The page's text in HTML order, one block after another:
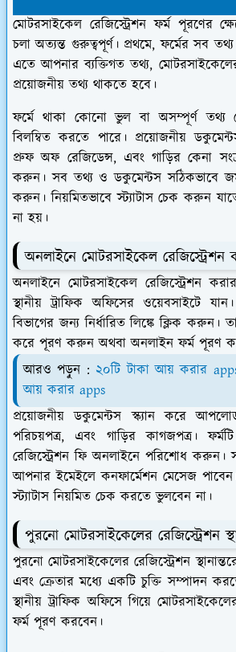
মোটরসাইকেল রেজিস্ট্রেশন ফর্ম পূরণের
চলা অত্যন্ত গুরুত্বপূর্ণ। প্রথমে, ফর্মের সব
এতে আপনার ব্যক্তিগত তথ্য,
প্রয়োজনীয় তথ্য থাকতে হবে।
ফর্মে থাকা কোনো ভুল বা অসম্পূর্ণ তথ্য
বিলম্বিত করতে পারে। প্রয়োজনীয়
প্রুফ অফ রেজিডেন্স, এবং গাড়ির কেনা
করুন। সব তথ্য ও ডকুমেন্টস সঠিকভাবে
করুন। নিয়মিতভাবে স্ট্যাটাস চেক করুন
না হয়।
অনলাইনে মোটরসাইকেল রেজিস্ট্রেশন
অনলাইনে মোটরসাইকেল রেজিস্ট্রেশন
স্থানীয় ট্রাফিক অফিসের ওয়েবসাইটে
বিভাগের জন্য নির্ধারিত লিঙ্কে ক্লিক করুন।
করে পূরণ করুন অথবা অনলাইন ফর্ম পূরণ
আরও পড়ুন :২০টি টাকা আয় করার
আয় করার apps
প্রয়োজনীয় ডকুমেন্টস স্ক্যান করে
পরিচয়পত্র, এবং গাড়ির কাগজপত্র।
রেজিস্ট্রেশন ফি অনলাইনে পরিশোধ করুন।
আপনার ইমেইলে কনফার্মেশন মেসেজ পাবেন।
স্ট্যাটাস নিয়মিত চেক করতে ভুলবেন না।
পুরনো মোটরসাইকেলের রেজিস্ট্রেশন
পুরনো মোটরসাইকেলের রেজিস্ট্রেশন
এবং ক্রেতার মধ্যে একটি চুক্তি সম্পাদন
স্থানীয় ট্রাফিক অফিসে গিয়ে মোটরসাইকেলের
ফর্ম পূরণ করবেন।